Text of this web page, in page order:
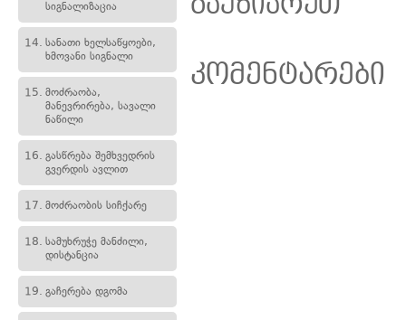
სიგნალიზაცია
14. სანათი ხელსაწყოები,
ხმოვანი სიგნალი
15. მოძრაობა,
მანევრირება, სავალი
ნაწილი
16. გასწრება შემხვედრის
გვერდის ავლით
17. მოძრაობის სიჩქარე
18. სამუხრუჭე მანძილი,
დისტანცია
19. გაჩერება დგომა
კომენტარები